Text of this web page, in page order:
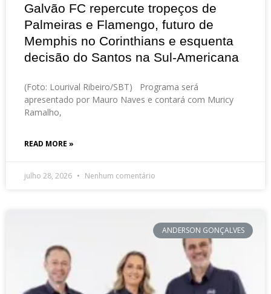
Galvão FC repercute tropeços de
Palmeiras e Flamengo, futuro de
Memphis no Corinthians e esquenta
decisão do Santos na Sul-Americana
(Foto: Lourival Ribeiro/SBT) Programa será
apresentado por Mauro Naves e contará com Muricy
Ramalho,
READ MORE »
julho 28, 2026 Nenhum comentário
ANDERSON GONÇALVES